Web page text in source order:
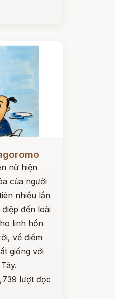
nữ hiện
của người
nhiều lần
đến loài
linh hồn
về điểm
giống với
lượt đọc